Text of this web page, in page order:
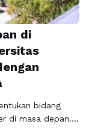
di
bidang
di masa depan.